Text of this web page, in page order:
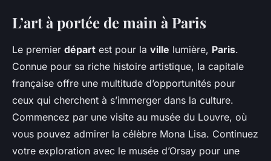
L’art à portée de main à Paris
Le premier départ est pour la ville lumière, Paris.
Connue pour sa riche histoire artistique, la capitale
française offre une multitude d’opportunités pour
ceux qui cherchent à s’immerger dans la culture.
Commencez par une visite au musée du Louvre, où
vous pouvez admirer la célèbre Mona Lisa. Continuez
votre exploration avec le musée d’Orsay pour une